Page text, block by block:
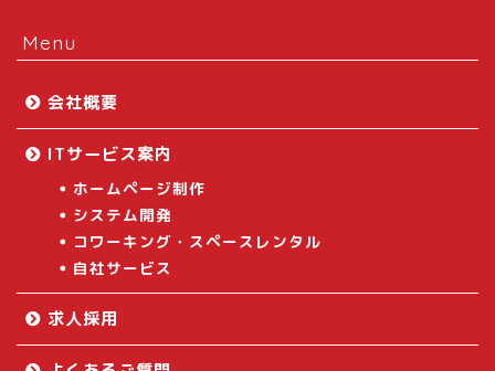
Menu
会社概要
ITサービス案内
ホームページ制作
システム開発
コワーキング・スペースレンタル
自社サービス
求人採用